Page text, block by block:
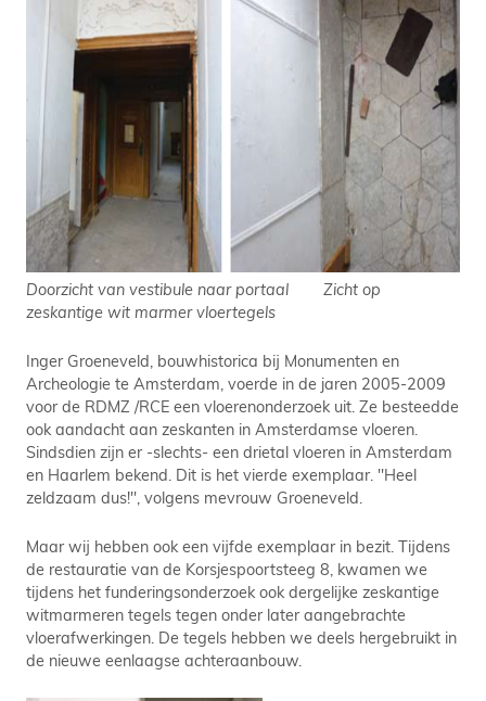
Doorzicht van vestibule naar portaal Zicht op
zeskantige wit marmer vloertegels
Inger Groeneveld, bouwhistorica bij Monumenten en
Archeologie te Amsterdam, voerde in de jaren 2005-2009
voor de RDMZ /RCE een vloerenonderzoek uit. Ze besteedde
ook aandacht aan zeskanten in Amsterdamse vloeren.
Sindsdien zijn er -slechts- een drietal vloeren in Amsterdam
en Haarlem bekend. Dit is het vierde exemplaar. ''Heel
zeldzaam dus!'', volgens mevrouw Groeneveld.
Maar wij hebben ook een vijfde exemplaar in bezit. Tijdens
de restauratie van de Korsjespoortsteeg 8, kwamen we
tijdens het funderingsonderzoek ook dergelijke zeskantige
witmarmeren tegels tegen onder later aangebrachte
vloerafwerkingen. De tegels hebben we deels hergebruikt in
de nieuwe eenlaagse achteraanbouw.